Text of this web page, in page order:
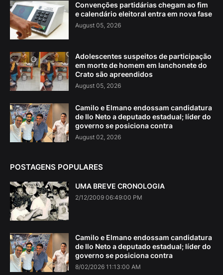
Convenções partidárias chegam ao fim
e calendário eleitoral entra em nova fase
August 05, 2026
Adolescentes suspeitos de participação
em morte de homem em lanchonete do
Crato são apreendidos
August 05, 2026
Camilo e Elmano endossam candidatura
de Ilo Neto a deputado estadual; líder do
governo se posiciona contra
August 02, 2026
POSTAGENS POPULARES
UMA BREVE CRONOLOGIA
2/12/2009 06:49:00 PM
Camilo e Elmano endossam candidatura
de Ilo Neto a deputado estadual; líder do
governo se posiciona contra
8/02/2026 11:13:00 AM